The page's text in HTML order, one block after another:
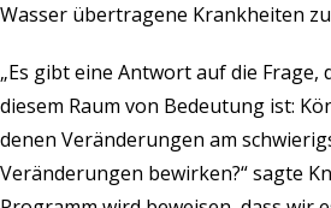
Wasser übertragene Krankheiten
„Es gibt eine Antwort auf die Frage,
diesem Raum von Bedeutung ist:
denen Veränderungen am
Veränderungen bewirken?“ sagte